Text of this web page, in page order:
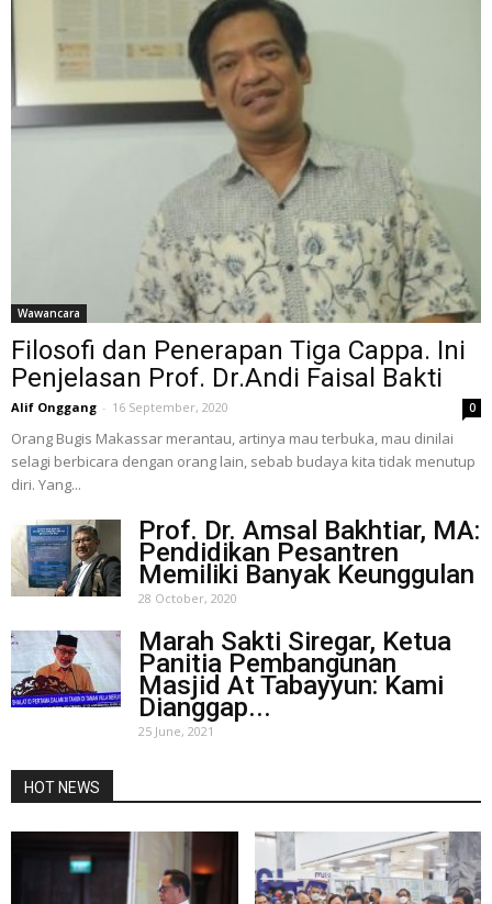
Wawancara
Filosofi dan Penerapan Tiga Cappa. Ini
Penjelasan Prof. Dr.Andi Faisal Bakti
Alif Onggang - 16 September, 2020 0
Orang Bugis Makassar merantau, artinya mau terbuka, mau dinilai
selagi berbicara dengan orang lain, sebab budaya kita tidak menutup
diri. Yang...
Prof. Dr. Amsal Bakhtiar, MA:
Pendidikan Pesantren
Memiliki Banyak Keunggulan
28 October, 2020
Marah Sakti Siregar, Ketua
Panitia Pembangunan
Masjid At Tabayyun: Kami
Dianggap...
25 June, 2021
HOT NEWS